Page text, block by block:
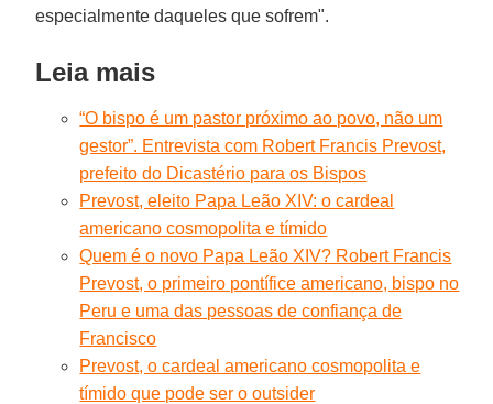
especialmente daqueles que sofrem".
Leia mais
“O bispo é um pastor próximo ao povo, não um
gestor”. Entrevista com Robert Francis Prevost,
prefeito do Dicastério para os Bispos
Prevost, eleito Papa Leão XIV: o cardeal
americano cosmopolita e tímido
Quem é o novo Papa Leão XIV? Robert Francis
Prevost, o primeiro pontífice americano, bispo no
Peru e uma das pessoas de confiança de
Francisco
Prevost, o cardeal americano cosmopolita e
tímido que pode ser o outsider